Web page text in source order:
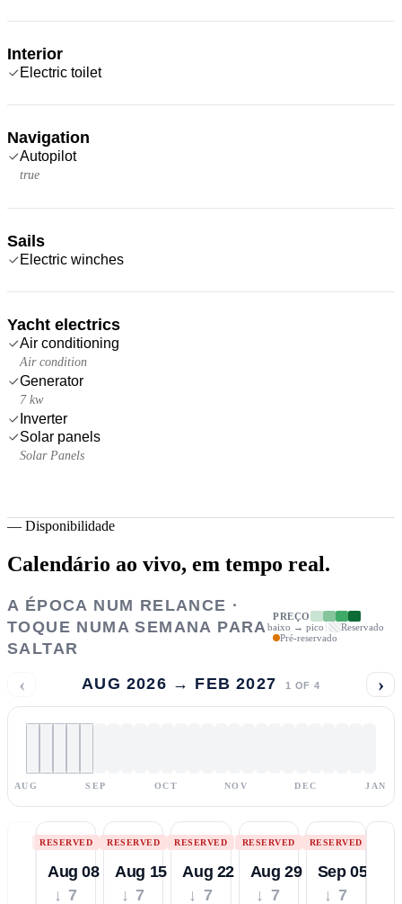
Interior
Electric toilet
Navigation
Autopilot
true
Sails
Electric winches
Yacht electrics
Air conditioning
Air condition
Generator
7 kw
Inverter
Solar panels
Solar Panels
— Disponibilidade
Calendário ao vivo, em tempo real.
A ÉPOCA NUM RELANCE ·
TOQUE NUMA SEMANA PARA
SALTAR
PREÇO
baixo → pico
Reservado
Pré-reservado
‹ AUG 2026 → FEB 2027 1 OF 4 ›
AUG SEP OCT NOV DEC JAN
RESERVED
Aug 08
↓ 7
RESERVED
Aug 15
↓ 7
RESERVED
Aug 22
↓ 7
RESERVED
Aug 29
↓ 7
RESERVED
Sep 05
↓ 7